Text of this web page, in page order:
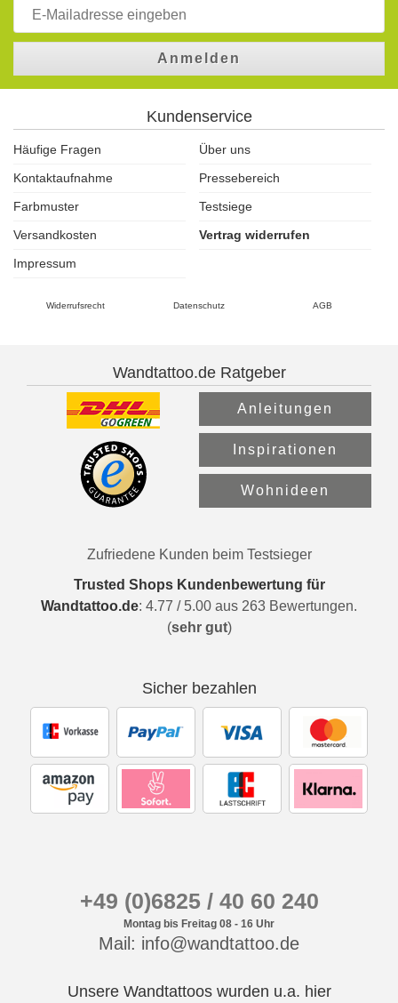
Anmelden
Kundenservice
Häufige Fragen
Über uns
Kontaktaufnahme
Pressebereich
Farbmuster
Testsiege
Versandkosten
Vertrag widerrufen
Impressum
Widerrufsrecht Datenschutz AGB
Wandtattoo.de Ratgeber
Anleitungen
Inspirationen
Wohnideen
Zufriedene Kunden beim Testsieger
Trusted Shops Kundenbewertung für
Wandtattoo.de: 4.77 / 5.00 aus 263 Bewertungen.
(sehr gut)
Sicher bezahlen
+49 (0)6825 / 40 60 240
Montag bis Freitag 08 - 16 Uhr
Mail: info@wandtattoo.de
Unsere Wandtattoos wurden u.a. hier